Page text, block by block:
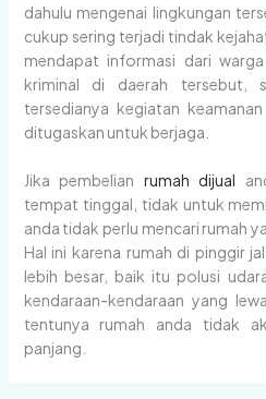
dahulu mengenai lingkungan
cukup sering terjadi tindak
mendapat informasi dari
kriminal di daerah tersebut,
tersedianya kegiatan
ditugaskan untuk berjaga.
Jika pembelian rumah dijual
tempat tinggal, tidak untuk
anda tidak perlu mencari rumah
Hal ini karena rumah di pinggir
lebih besar, baik itu polusi
kendaraan-kendaraan yang
tentunya rumah anda tidak
panjang.